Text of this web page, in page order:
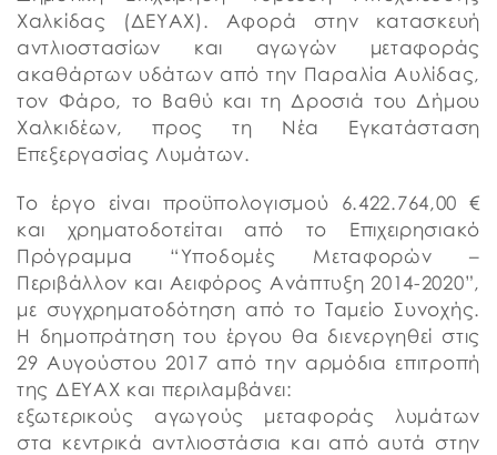
Χαλκίδας (ΔΕΥΑΧ). Αφορά στην κατασκευή
αντλιοστασίων και αγωγών μεταφοράς
ακαθάρτων υδάτων από την Παραλία Αυλίδας,
τον Φάρο, το Βαθύ και τη Δροσιά του Δήμου
Χαλκιδέων, προς τη Νέα Εγκατάσταση
Επεξεργασίας Λυμάτων.
Το έργο είναι προϋπολογισμού 6.422.764,00 €
και χρηματοδοτείται από το Επιχειρησιακό
Πρόγραμμα “Υποδομές Μεταφορών –
Περιβάλλον και Αειφόρος Ανάπτυξη 2014-2020”,
με συγχρηματοδότηση από το Ταμείο Συνοχής.
Η δημοπράτηση του έργου θα διενεργηθεί στις
29 Αυγούστου 2017 από την αρμόδια επιτροπή
της ΔΕΥΑΧ και περιλαμβάνει:
εξωτερικούς αγωγούς μεταφοράς λυμάτων
στα κεντρικά αντλιοστάσια και από αυτά στην